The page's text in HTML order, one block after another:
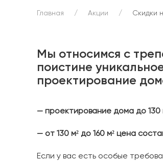
Главная Акции Скидки
Мы относимся с
поистине
проектирование
— проектирование дома до 130
— от 130 м² до 160 м² цена
Если у вас есть особые